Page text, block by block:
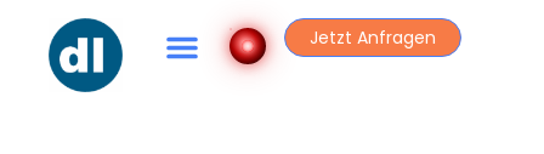
Jetzt Anfragen